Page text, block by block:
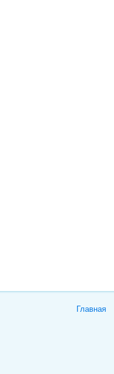
Главная